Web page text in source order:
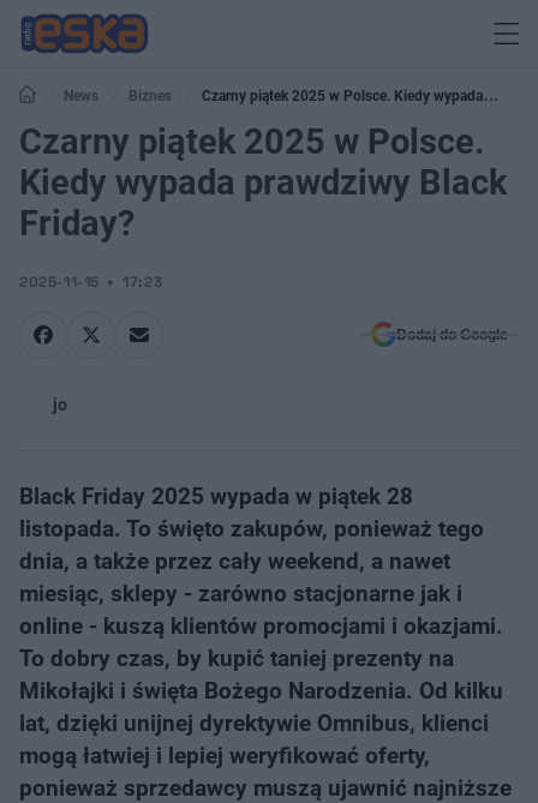
News Biznes
Czarny piątek 2025 w Polsce. Kiedy wypada
prawdziwy Black Friday?
Czarny piątek 2025 w Polsce.
Kiedy wypada prawdziwy Black
Friday?
2025-11-15 17:23
Dodaj do Google
jo
Black Friday 2025 wypada w piątek 28
listopada. To święto zakupów, ponieważ tego
dnia, a także przez cały weekend, a nawet
miesiąc, sklepy - zarówno stacjonarne jak i
online - kuszą klientów promocjami i okazjami.
To dobry czas, by kupić taniej prezenty na
Mikołajki i święta Bożego Narodzenia. Od kilku
lat, dzięki unijnej dyrektywie Omnibus, klienci
mogą łatwiej i lepiej weryfikować oferty,
ponieważ sprzedawcy muszą ujawnić najniższe